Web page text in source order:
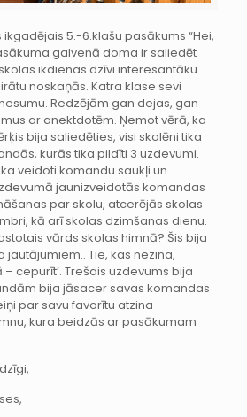
ikgadējais 5.-6.klašu pasākums “Hei,
galvenā doma ir saliedēt
ikdienas dzīvi interesantāku.
noskaņās. Katra klase sevi
Redzējām gan dejas, gan
ar anektdotēm. Ņemot vērā, ka
bija saliedēties, visi skolēni tika
kurās tika pildīti 3 uzdevumi.
veidoti komandu saukļi un
jaunizveidotās komandas
par skolu, atcerējās skolas
kā arī skolas dzimšanas dienu.
vārds skolas himnā? Šis bija
jautājumiem.. Tie, kas nezina,
cepurīt’. Trešais uzdevums bija
bija jāsacer savas komandas
par savu favorītu atzina
kura beidzās ar pasākumam